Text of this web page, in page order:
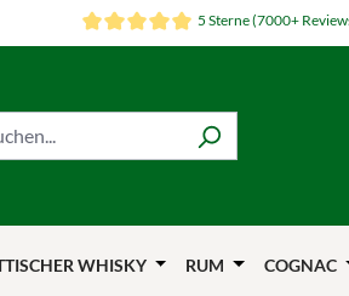
5 Sterne (7000+
WHISKY RUM COGNAC